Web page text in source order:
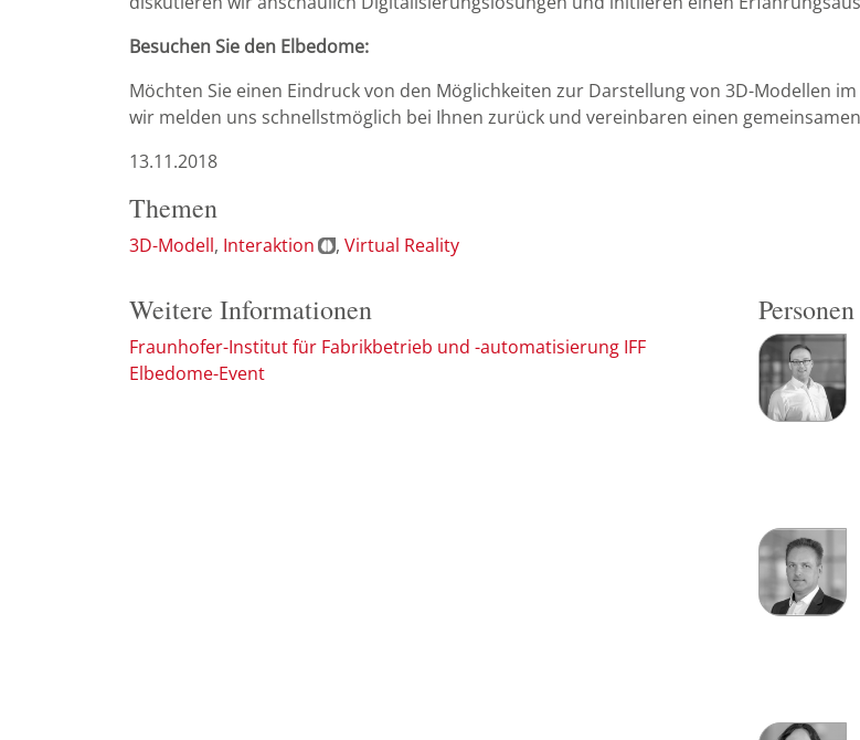
Besuchen Sie den Elbedome:
Möchten Sie einen Eindruck von den Möglichkeiten zur Darstellung von 3D-Modellen
wir melden uns schnellstmöglich bei Ihnen zurück und vereinbaren einen
13.11.2018
Themen
3D-Modell Interaktion Virtual Reality
Weitere Informationen
Fraunhofer-Institut für Fabrikbetrieb und -automatisierung IFF
Elbedome-Event
Personen